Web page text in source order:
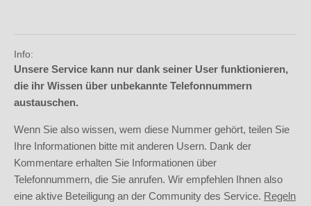
Info:
Unsere Service kann nur dank seiner User funktionieren,
die ihr Wissen über unbekannte Telefonnummern
austauschen.
Wenn Sie also wissen, wem diese Nummer gehört, teilen Sie
Ihre Informationen bitte mit anderen Usern. Dank der
Kommentare erhalten Sie Informationen über
Telefonnummern, die Sie anrufen. Wir empfehlen Ihnen also
eine aktive Beteiligung an der Community des Service. Regeln